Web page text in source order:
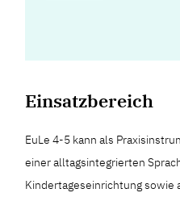
Einsatzbereich
EuLe 4-5 kann als
einer alltagsintegrierten
Kindertageseinrichtung sowie